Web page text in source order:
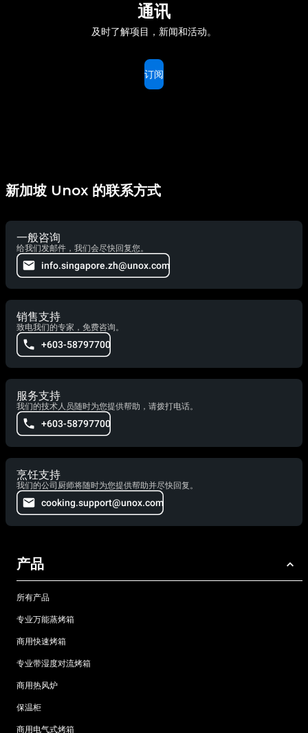
通讯
及时了解项目，新闻和活动。
订阅
新加坡 Unox 的联系方式
一般咨询
给我们发邮件，我们会尽快回复您。
info.singapore.zh@unox.com
销售支持
致电我们的专家，免费咨询。
+603-58797700
服务支持
我们的技术人员随时为您提供帮助，请拨打电话。
+603-58797700
烹饪支持
我们的公司厨师将随时为您提供帮助并尽快回复。
cooking.support@unox.com
产品
所有产品
专业万能蒸烤箱
商用快速烤箱
专业带湿度对流烤箱
商用热风炉
保温柜
商用电气式烤箱